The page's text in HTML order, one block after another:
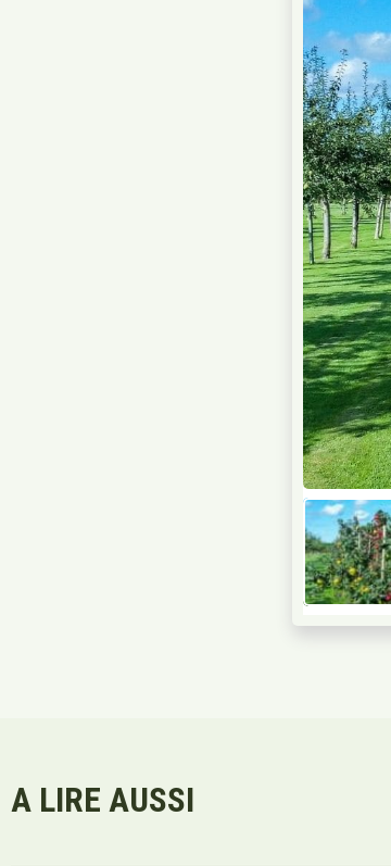
A LIRE AUSSI